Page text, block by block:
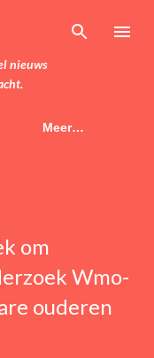
nieuws
Meer…
om
Wmo-
ouderen